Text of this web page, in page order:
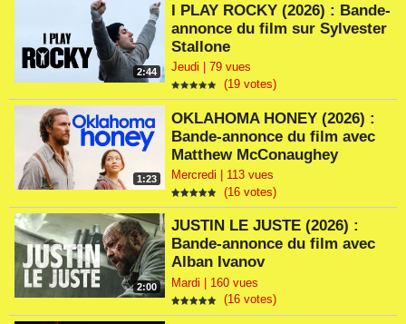
2:44
I PLAY ROCKY (2026) : Bande-
annonce du film sur Sylvester
Stallone
Jeudi | 79 vues
(19 votes)
1:23
OKLAHOMA HONEY (2026) :
Bande-annonce du film avec
Matthew McConaughey
Mercredi | 113 vues
(16 votes)
2:00
JUSTIN LE JUSTE (2026) :
Bande-annonce du film avec
Alban Ivanov
Mardi | 160 vues
(16 votes)